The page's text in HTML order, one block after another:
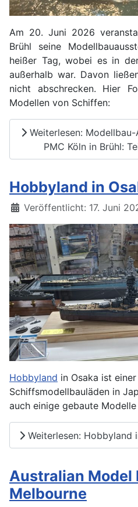
Am 20. Juni 2026
Brühl seine
heißer Tag, wobei es in
außerhalb war. Davon
nicht abschrecken. Hier
Modellen von Schiffen:
Weiterlesen:
PMC Köln in Brühl:
Hobbyland in
Details
Veröffentlicht: 17. Juni
Hobbyland in Osaka ist
Schiffsmodellbauläden in
auch einige gebaute Modelle
Weiterlesen: Hobbyland
Australian Model
Melbourne